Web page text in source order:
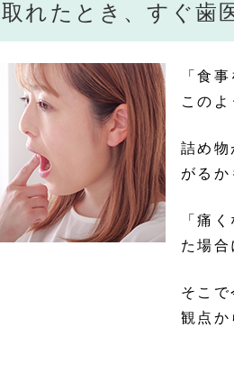
れたとき、すぐ歯
「食
このよ
詰め物
がるか
「痛
た場合
そこ
観点か